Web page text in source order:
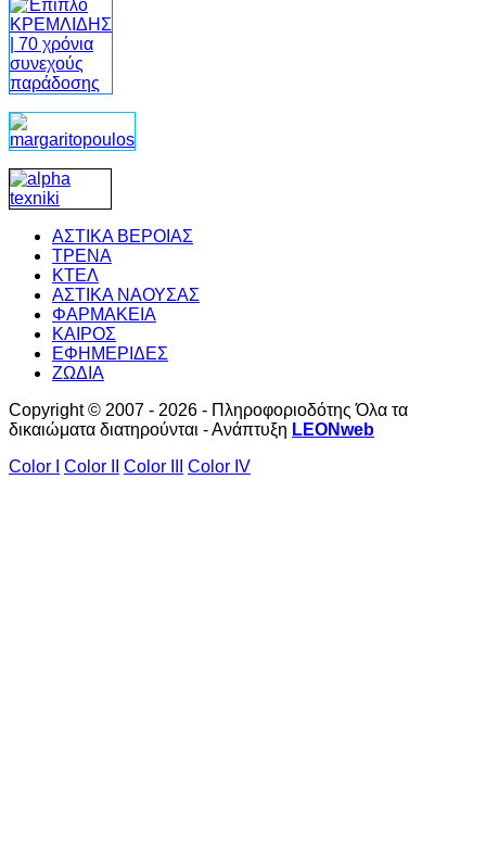
ΑΣΤΙΚΑ ΒΕΡΟΙΑΣ
ΤΡΕΝΑ
ΚΤΕΛ
ΑΣΤΙΚΑ ΝΑΟΥΣΑΣ
ΦΑΡΜΑΚΕΙΑ
ΚΑΙΡΟΣ
ΕΦΗΜΕΡΙΔΕΣ
ΖΩΔΙΑ
Copyright © 2007 - 2026 - Πληροφοριοδότης Όλα τα
δικαιώματα διατηρούνται - Ανάπτυξη LEONweb
Color I
Color II Color III Color IV